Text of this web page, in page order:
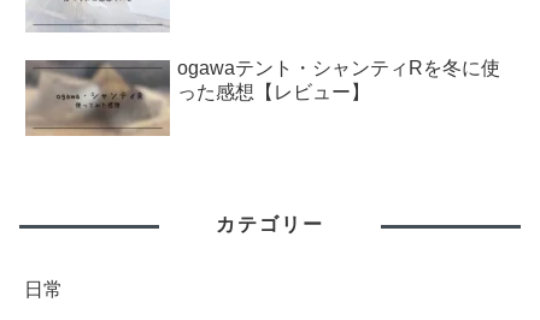
ogawaテント・シャンティRを冬に使
った感想【レビュー】
カテゴリー
日常